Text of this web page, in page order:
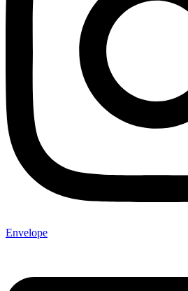
Envelope